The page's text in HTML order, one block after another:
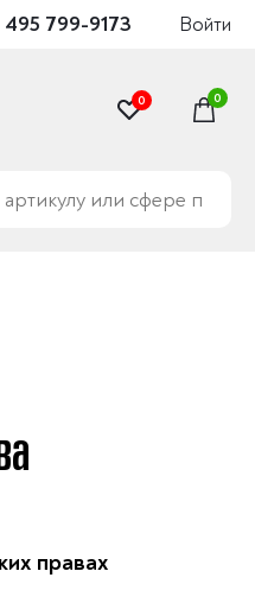
495 799-9173 Войти
0 0
правах